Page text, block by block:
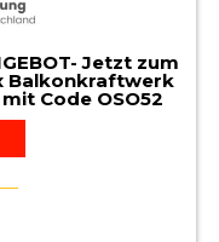
Jetzt zum
Balkonkraftwerk
Code OSO52